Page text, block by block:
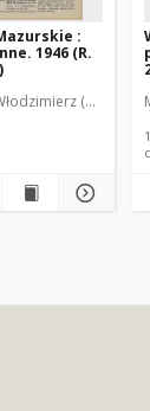
:
1946 (R.
(1902-